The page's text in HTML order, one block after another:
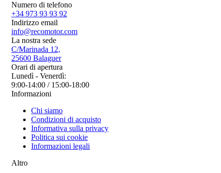
Numero di telefono
+34 973 93 93 92
Indirizzo email
info@recomotor.com
La nostra sede
C/Marinada 12,
25600 Balaguer
Orari di apertura
Lunedì - Venerdì:
9:00-14:00 / 15:00-18:00
Informazioni
Chi siamo
Condizioni di acquisto
Informativa sulla privacy
Politica sui cookie
Informazioni legali
Altro